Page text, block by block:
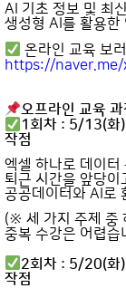
AI 기초 정보 및 최
생성형 AI를 활용한
온라인 교육 보
https://naver.me/
오프라인 교육 과
1회차 : 5/13(화
작점
엑셀 하나로 데이터
퇴근 시간을 앞당
공공데이터와 AI로
(※ 세 가지 주제 중
중복 수강은 어렵습
2회차 : 5/20(화
작점